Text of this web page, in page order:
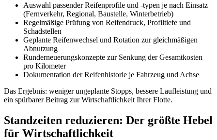
Auswahl passender Reifenprofile und -typen je nach Einsatz
(Fernverkehr, Regional, Baustelle, Winterbetrieb)
Regelmäßige Prüfung von Reifendruck, Profiltiefe und
Schadstellen
Geplante Reifenwechsel und Rotation zur gleichmäßigen
Abnutzung
Runderneuerungskonzepte zur Senkung der Gesamtkosten
pro Kilometer
Dokumentation der Reifenhistorie je Fahrzeug und Achse
Das Ergebnis: weniger ungeplante Stopps, bessere Laufleistung und
ein spürbarer Beitrag zur Wirtschaftlichkeit Ihrer Flotte.
Standzeiten reduzieren: Der größte Hebel
für Wirtschaftlichkeit